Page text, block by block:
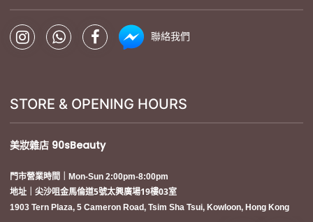
聯絡我們
STORE & OPENING HOURS
美妝雜店 90sBeauty
門市營業時間｜Mon-Sun 2:00pm-8:00pm
地址｜尖沙咀金馬倫道5號太興廣場19樓03室
1903 Tern Plaza, 5 Cameron Road, Tsim Sha Tsui, Kowloon, Hong Kong